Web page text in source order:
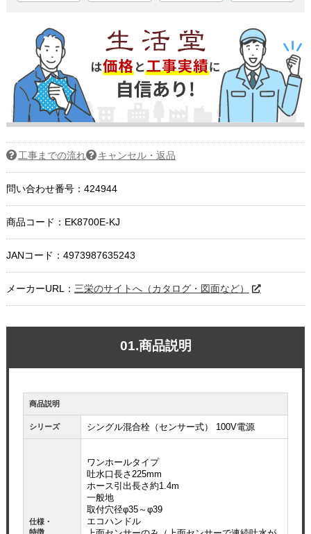
工事までの流れ キャンセル・返品
問い合わせ番号：424944
商品コード： EK8700E-KJ
JANコード：4973987635243
メーカーURL： 三栄のサイトへ（カタログ・図面など）
01.商品説明
商品説明
シリーズ シングル混合栓（センサー式） 100V電源
仕様・
特徴
ワンホールタイプ
吐水口長さ225mm
ホース引出長さ約1.4m
一般地
取付穴径φ35～φ39
エコハンドル